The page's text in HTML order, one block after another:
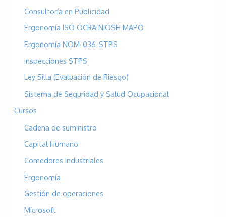
Consultoría en Publicidad
Ergonomía ISO OCRA NIOSH MAPO
Ergonomía NOM-036-STPS
Inspecciones STPS
Ley Silla (Evaluación de Riesgo)
Sistema de Seguridad y Salud Ocupacional
Cursos
Cadena de suministro
Capital Humano
Comedores Industriales
Ergonomía
Gestión de operaciones
Microsoft